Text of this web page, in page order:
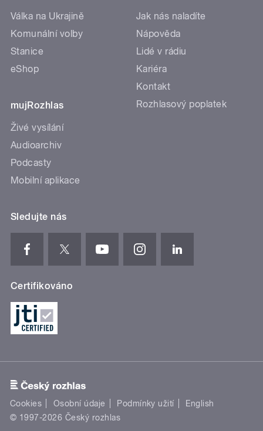
Válka na Ukrajině
Komunální volby
Stanice
eShop
mujRozhlas
Živé vysílání
Audioarchiv
Podcasty
Mobilní aplikace
Jak nás naladíte
Nápověda
Lidé v rádiu
Kariéra
Kontakt
Rozhlasový poplatek
Sledujte nás
Certifikováno
Cookies Osobní údaje Podmínky užití
English
© 1997-2026 Český rozhlas